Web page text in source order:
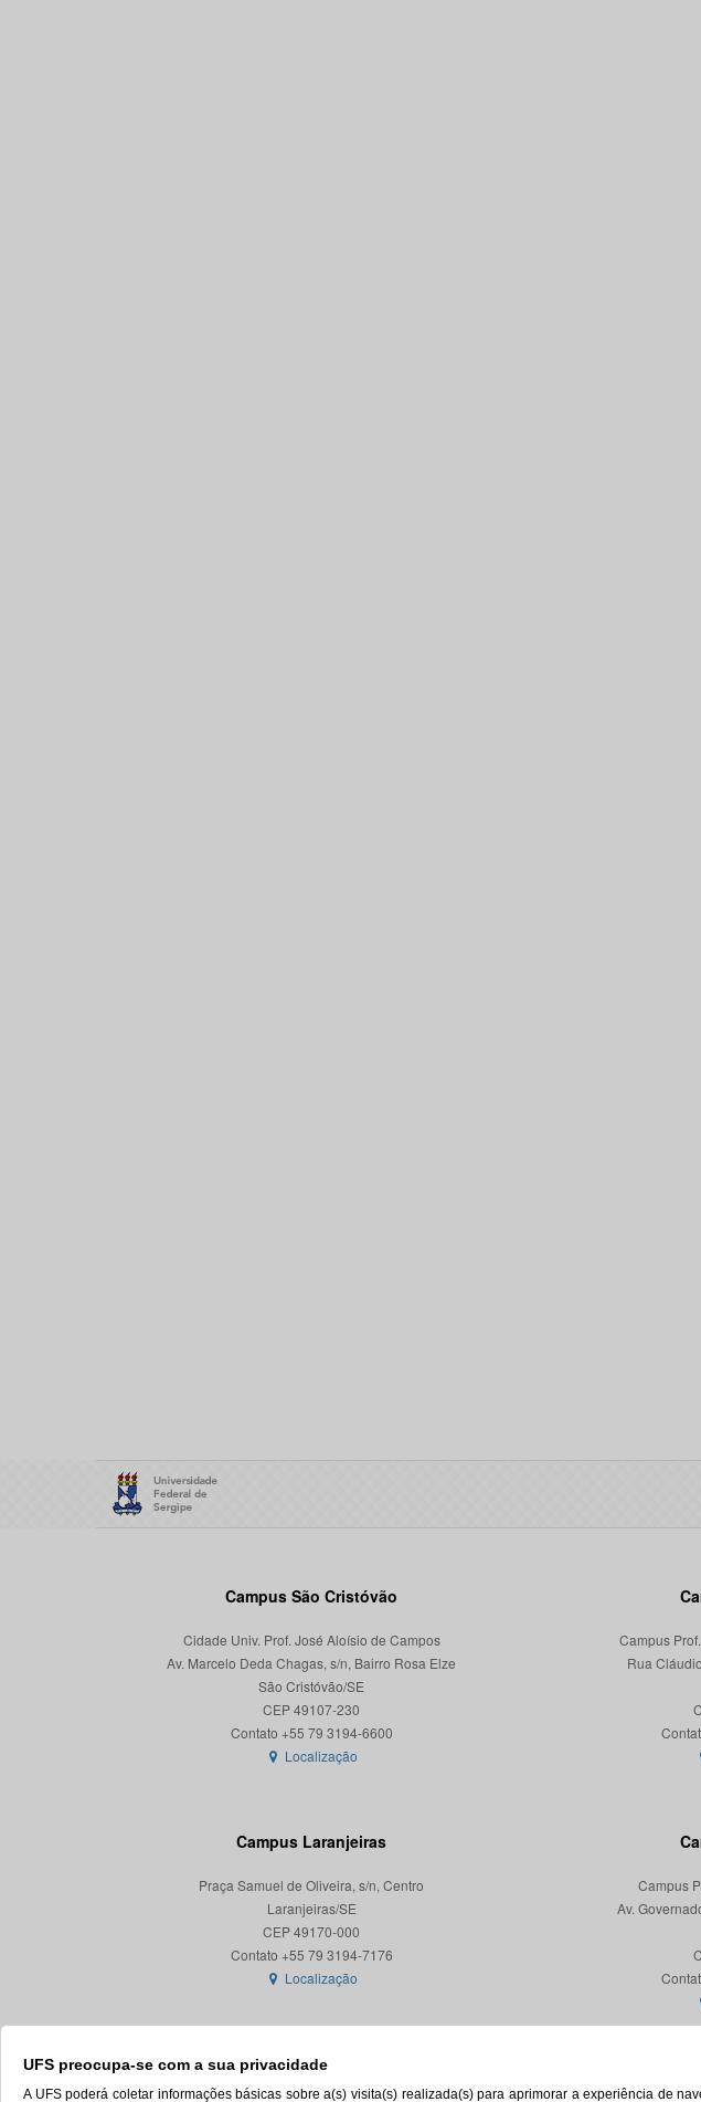
UFS preocupa-se com a sua privacidade
A UFS poderá coletar informações básicas sobre a(s) visita(s) realizada(s) para aprimorar a experiência de
Campus São Cristóvão
Cidade Univ. Prof. José Aloísio de Campos
Av. Marcelo Deda Chagas, s/n, Bairro Rosa Elze
São Cristóvão/SE
CEP 49107-230
Localização
Campus
Rua
Campus Laranjeiras
Praça Samuel de Oliveira, s/n, Centro
Laranjeiras/SE
CEP 49170-000
Localização
Campus
Av.